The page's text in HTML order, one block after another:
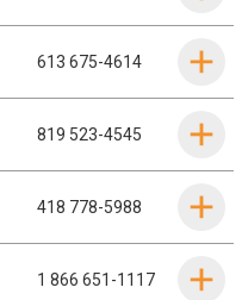
613 675-4614
819 523-4545
418 778-5988
1 866 651-1117